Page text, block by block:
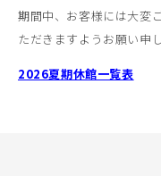
期間中、お客様には大変
ただきますようお願い申
2026夏期休館一覧表